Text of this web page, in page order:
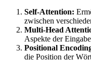
Self-Attention:
zwischen
Multi-Head
Aspekte der
Positional
die Position der